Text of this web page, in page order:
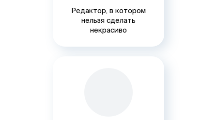
Редактор, в котором
нельзя сделать
некрасиво